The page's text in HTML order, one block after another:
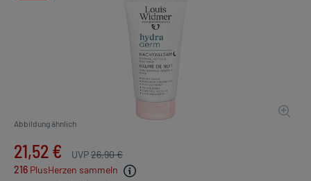
Abbildung ähnlich
21,52 € UVP26,90 €
216 PlusHerzen sammeln